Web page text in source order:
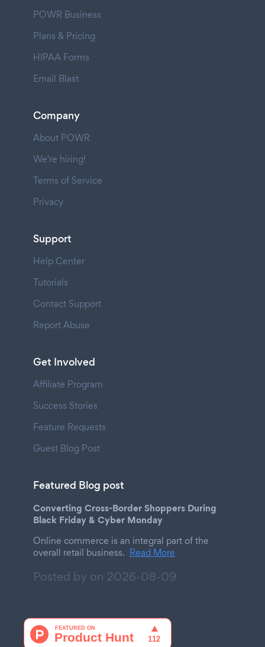
POWR Business
Plans & Pricing
HIPAA Forms
Email Blast
Company
About POWR
We're hiring!
Terms of Service
Privacy
Support
Help Center
Tutorials
Contact Support
Report Abuse
Get Involved
Affiliate Program
Success Stories
Feature Requests
Guest Blog Post
Featured Blog post
Converting Cross-Border Shoppers During
Black Friday & Cyber Monday
Online commerce is an integral part of the
overall retail business. Read More
Posted by on 2026-08-09